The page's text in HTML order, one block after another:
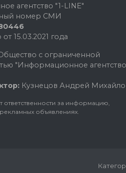
агентство "1-LINE"
номер СМИ
15.03.2021 года
с ограниченной
"Информационное
Кузнецов Андрей
ответственности за информацию,
объявлениях.